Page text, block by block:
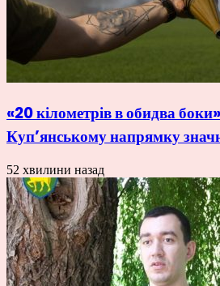
«20 кілометрів в обидва
Куп’янському напрямку
52 хвилини назад